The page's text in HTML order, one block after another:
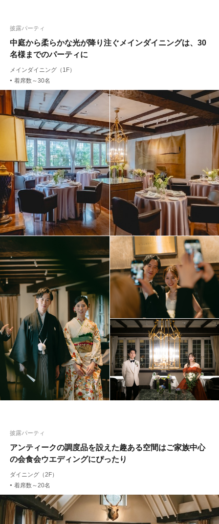
中庭から柔らかな光が降り注ぐメインダイニングは、30
名様までのパーティに
披露パーティ
メインダイニング（1F）
● 着席数～30名
アンティークの調度品を設えた趣ある空間はご家族中心
の会食会ウエディングにぴったり
披露パーティ
ダイニング（2F）
● 着席数～20名